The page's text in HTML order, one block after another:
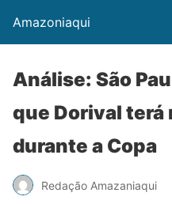
Amazoniaqui
Análise: São
que Dorival
durante a Copa
Redação Amazaniaqui